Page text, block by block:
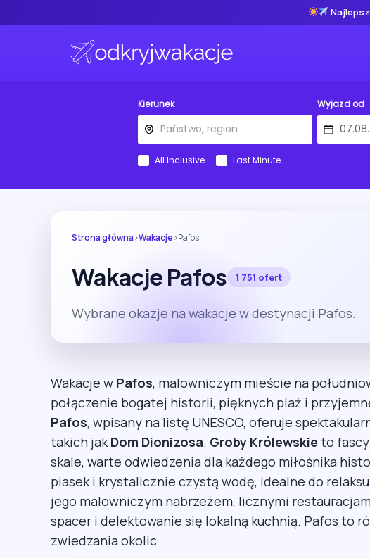
Kierunek Wyjazd od
All Inclusive Last Minute
Strona główna›Wakacje›Pafos
Wakacje Pafos 1 751 ofert
Wybrane okazje na wakacje w destynacji Pafos.
Wakacje w Pafos, malowniczym mieście na
połączenie bogatej historii, pięknych plaż i
Pafos, wpisany na listę UNESCO, oferuje
takich jak Dom Dionizosa. Groby Królewskie to
skale, warte odwiedzenia dla każdego miłośnika
piasek i krystalicznie czystą wodę, idealne do
jego malowniczym nabrzeżem, licznymi
spacer i delektowanie się lokalną kuchnią. Pafos to
zwiedzania okolic